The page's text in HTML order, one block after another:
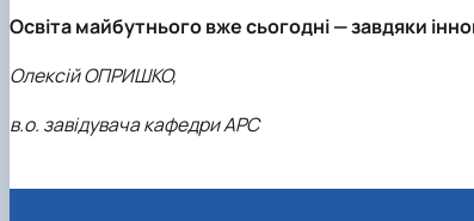
Освіта майбутнього вже сьогодні — завдяки
Олексій ОПРИШКО,
в.о. завідувача кафедри АРС